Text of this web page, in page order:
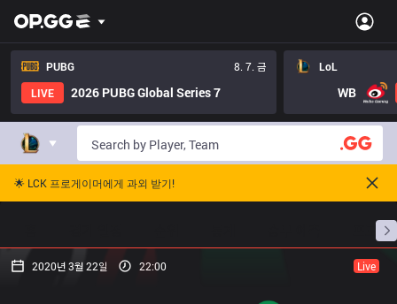
PUBG
8. 7. 금
LIVE
2026 PUBG Global Series 7
LoL
WB
🌟 LCK 프로게이머에게 과외 받기!
프로빌
2020년 3월 22일 22:00 Live